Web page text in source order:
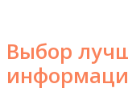
Выбор